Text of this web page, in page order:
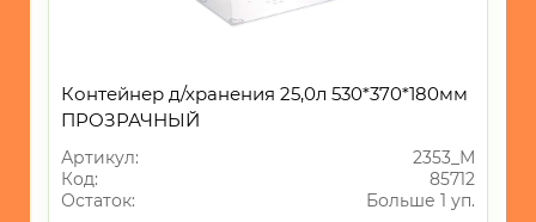
Контейнер д/хранения 25,0л 530*370*180мм
ПРОЗРАЧНЫЙ
Артикул:
2353_М
Код:
85712
Остаток:
Больше 1 уп.